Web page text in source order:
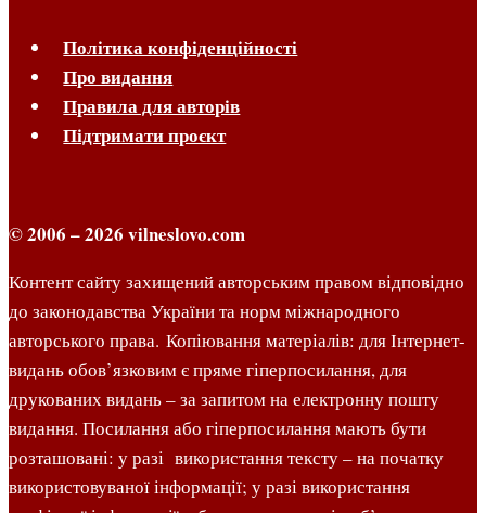
Політика конфіденційності
Про видання
Правила для авторів
Підтримати проєкт
© 2006 – 2026 vilneslovo.com
Контент сайту захищений авторським правом відповідно
до законодавства України та норм міжнародного
авторського права. Копіювання матеріалів: для Інтернет-
видань обов’язковим є пряме гіперпосилання, для
друкованих видань – за запитом на електронну пошту
видання. Посилання або гіперпосилання мають бути
розташовані: у разі використання тексту – на початку
використовуваної інформації; у разі використання